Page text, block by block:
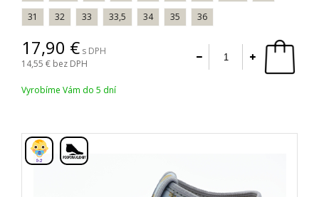
31
32 33 33,5 34 35 36
17,90
s DPH
14,55 bez DPH
Vyrobíme Vám do 5 dní